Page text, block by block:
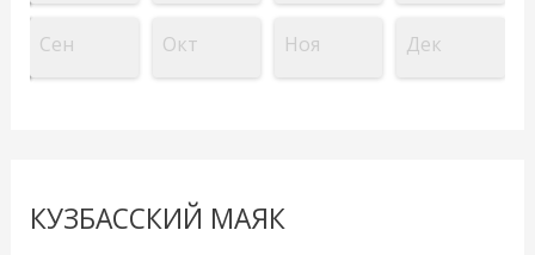
Сен Окт Ноя Дек
КУЗБАССКИЙ МАЯК